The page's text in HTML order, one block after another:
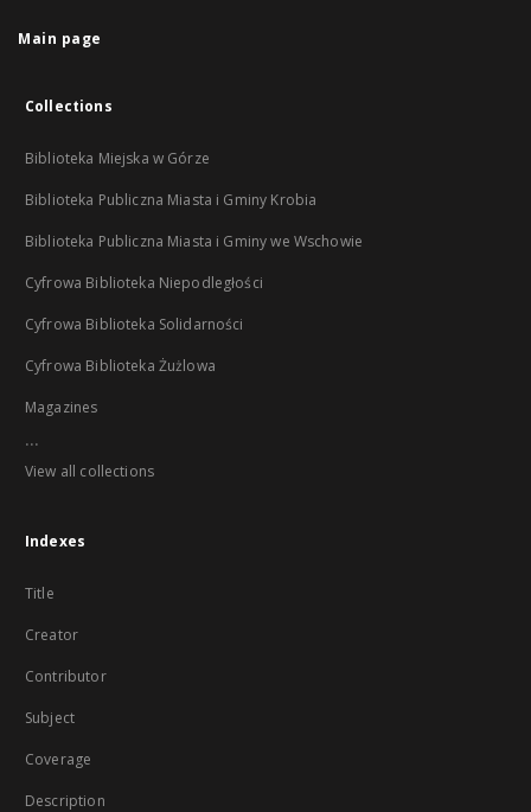
Main page
Collections
Biblioteka Miejska w Górze
Biblioteka Publiczna Miasta i Gminy Krobia
Biblioteka Publiczna Miasta i Gminy we Wschowie
Cyfrowa Biblioteka Niepodległości
Cyfrowa Biblioteka Solidarności
Cyfrowa Biblioteka Żużlowa
Magazines
...
View all collections
Indexes
Title
Creator
Contributor
Subject
Coverage
Description